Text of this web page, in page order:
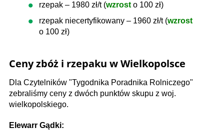
rzepak – 1980 zł/t (wzrost o 100 zł)
rzepak niecertyfikowany – 1960 zł/t (wzrost
o 100 zł)
Ceny zbóż i rzepaku w Wielkopolsce
Dla Czytelników "Tygodnika Poradnika Rolniczego"
zebraliśmy ceny z dwóch punktów skupu z woj.
wielkopolskiego.
Elewarr Gądki: